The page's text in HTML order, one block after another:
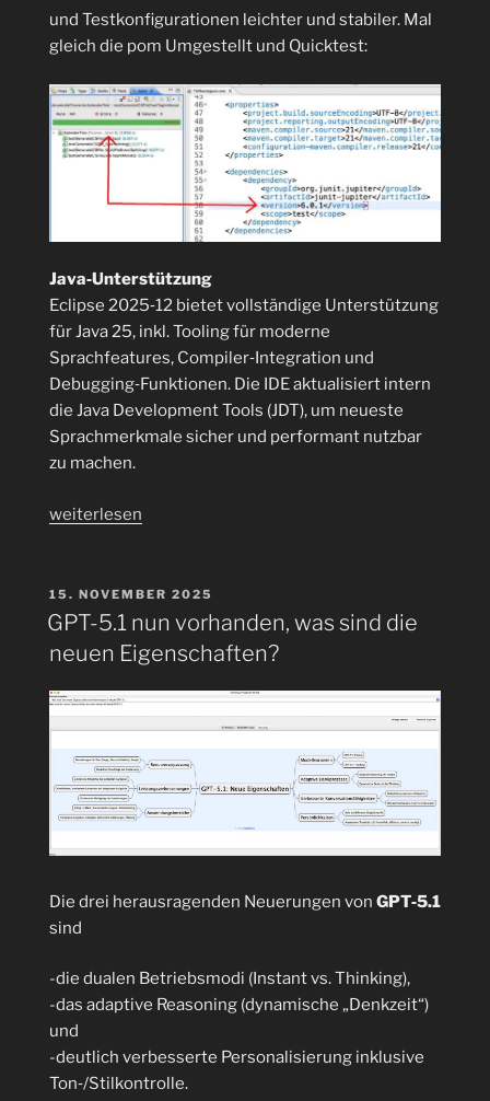
und Testkonfigurationen leichter und stabiler. Mal
gleich die pom Umgestellt und Quicktest:
Java‑Unterstützung
Eclipse 2025‑12 bietet vollständige Unterstützung
für Java 25, inkl. Tooling für moderne
Sprachfeatures, Compiler‑Integration und
Debugging‑Funktionen. Die IDE aktualisiert intern
die Java Development Tools (JDT), um neueste
Sprachmerkmale sicher und performant nutzbar
zu machen.
„Eclipse
mit
JUnit
6.0.1“
weiterlesen
VERÖFFENTLICHT
AM
15. NOVEMBER 2025
GPT-5.1 nun vorhanden, was sind die
neuen Eigenschaften?
Die drei herausragenden Neuerungen von GPT‑5.1
sind
-die dualen Betriebsmodi (Instant vs. Thinking),
-das adaptive Reasoning (dynamische „Denkzeit“)
und
-deutlich verbesserte Personalisierung inklusive
Ton‑/Stilkontrolle.